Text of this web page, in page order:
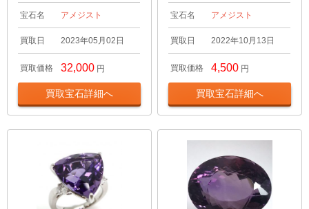
宝石名 アメジスト
買取日 2023年05月02日
買取価格 32,000 円
買取宝石詳細へ
宝石名 アメジスト
買取日 2022年10月13日
買取価格 4,500 円
買取宝石詳細へ